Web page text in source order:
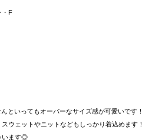
・F
といってもオーバーなサイズ感が可愛いです！
ウェットやニットなどもしっかり着込めます！
います◎